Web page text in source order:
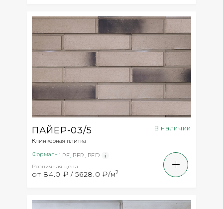
ПАЙЕР-03/5
Клинкерная плитка
В наличии
Форматы: PF, PFR, PFD
Розничная цена
от 84.0 ₽ / 5628.0 ₽/м2